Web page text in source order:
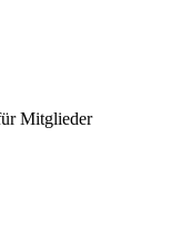
Mitglieder